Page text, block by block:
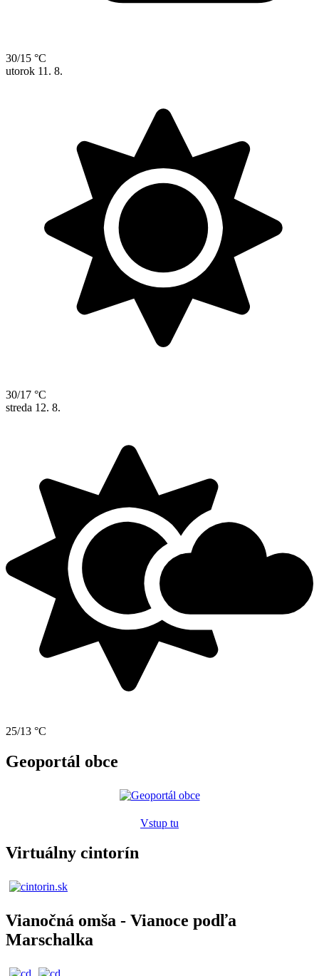
30/15 °C
utorok 11. 8.
30/17 °C
streda 12. 8.
25/13 °C
Geoportál obce
Vstup tu
Virtuálny cintorín
Vianočná omša - Vianoce podľa
Marschalka